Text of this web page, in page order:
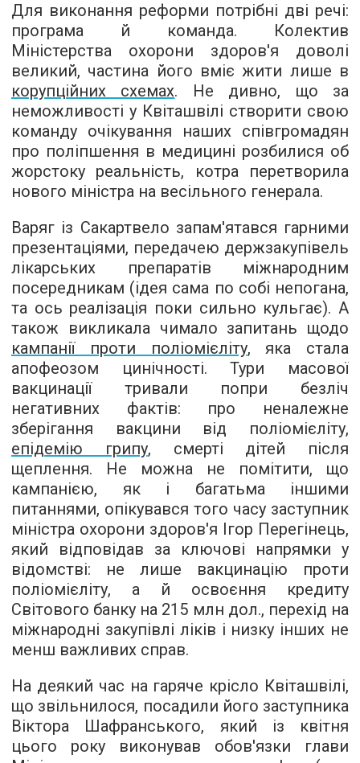
Для виконання реформи потрібні дві речі:
програма й команда. Колектив
Міністерства охорони здоров'я доволі
великий, частина його вміє жити лише в
корупційних схемах. Не дивно, що за
неможливості у Квіташвілі створити свою
команду очікування наших співгромадян
про поліпшення в медицині розбилися об
жорстоку реальність, котра перетворила
нового міністра на весільного генерала.
Варяг із Сакартвело запам'ятався гарними
презентаціями, передачею держзакупівель
лікарських препаратів міжнародним
посередникам (ідея сама по собі непогана,
та ось реалізація поки сильно кульгає). А
також викликала чимало запитань щодо
кампанії проти поліомієліту, яка стала
апофеозом цинічності. Тури масової
вакцинації тривали попри безліч
негативних фактів: про неналежне
зберігання вакцини від поліомієліту,
епідемію грипу, смерті дітей після
щеплення. Не можна не помітити, що
кампанією, як і багатьма іншими
питаннями, опікувався того часу заступник
міністра охорони здоров'я Ігор Перегінець,
який відповідав за ключові напрямки у
відомстві: не лише вакцинацію проти
поліомієліту, а й освоєння кредиту
Світового банку на 215 млн дол., перехід на
міжнародні закупівлі ліків і низку інших не
менш важливих справ.
На деякий час на гаряче крісло Квіташвілі,
що звільнилося, посадили його заступника
Віктора Шафранського, який із квітня
цього року виконував обов'язки глави